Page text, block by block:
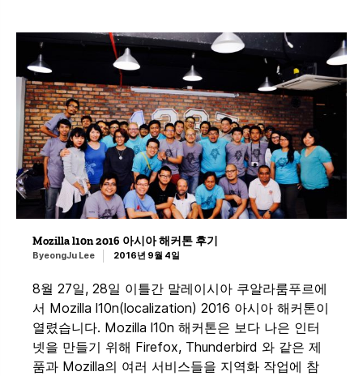
Mozilla l10n 2016 아시아 해커톤 후기
ByeongJu Lee 2016년 9월 4일
8월 27일, 28일 이틀간 말레이시아 쿠알라룸푸르에
서 Mozilla l10n(localization) 2016 아시아 해커톤이
열렸습니다. Mozilla l10n 해커톤은 보다 나은 인터
넷을 만들기 위해 Firefox, Thunderbird 와 같은 제
품과 Mozilla의 여러 서비스들을 지역화 작업에 참